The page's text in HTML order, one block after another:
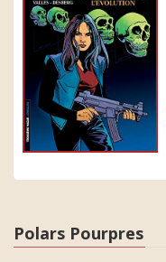
Polars Pourpres